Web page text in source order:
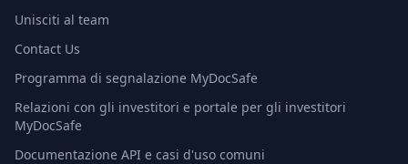
Unisciti al team
Contact Us
Programma di segnalazione MyDocSafe
Relazioni con gli investitori e portale per gli investitori
MyDocSafe
Documentazione API e casi d'uso comuni